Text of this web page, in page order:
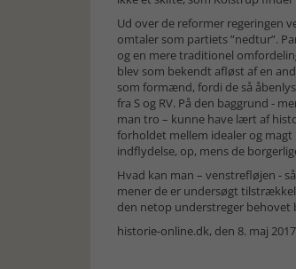
Ud over de reformer regeringen
omtaler som partiets ”nedtur”.
og en mere traditionel
blev som bekendt afløst af en
som formænd, fordi de så
fra S og RV. På den baggrund -
man tro – kunne have lært af
forholdet mellem idealer og
indflydelse, op, mens de
Hvad kan man – venstrefløjen -
mener de er undersøgt
den netop understreger
historie-online.dk, den 8. maj 2017